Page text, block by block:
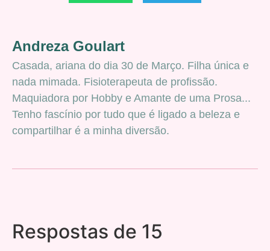
Andreza Goulart
Casada, ariana do dia 30 de Março. Filha única e
nada mimada. Fisioterapeuta de profissão.
Maquiadora por Hobby e Amante de uma Prosa...
Tenho fascínio por tudo que é ligado a beleza e
compartilhar é a minha diversão.
Respostas de 15